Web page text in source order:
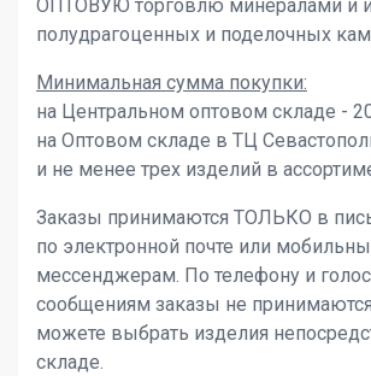
ОПТОВУЮ торговлю минералами и
полудрагоценных и поделочных
Минимальная сумма покупки:
на Центральном оптовом складе -
на Оптовом складе в ТЦ
и не менее трех изделий в
Заказы принимаются ТОЛЬКО в
по электронной почте или
мессенджерам. По телефону и
сообщениям заказы не
можете выбрать изделия
складе.